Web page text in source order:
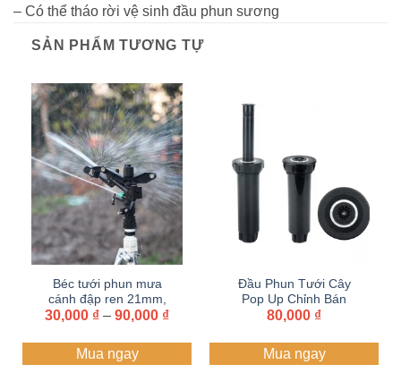
– Có thể tháo rời vệ sinh đầu phun sương
SẢN PHẨM TƯƠNG TỰ
Béc tưới phun mưa
cánh đập ren 21mm,
27mm, 34mm xoay
30,000 ₫ – 90,000 ₫Khoảng
từ
Mua ngay
Đầu Phun Tưới Cây
Pop Up Chỉnh Bán
Kính Phun Tưới Cỏ,
80,000 ₫
Mua ngay